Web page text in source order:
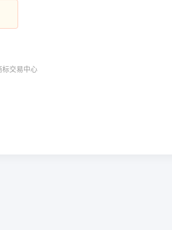
标交易中心